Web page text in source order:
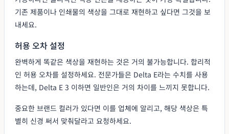
기존 제품이나 인쇄물의 색상을 그대로 재현하고 싶다면 그것을 보
내세요.
허용 오차 설정
완벽하게 똑같은 색상을 재현하는 것은 거의 불가능합니다. 합리적
인 허용 오차를 설정하세요. 전문가들은 Delta E라는 수치를 사용
하는데, Delta E 3 이하면 일반인은 거의 차이를 느끼지 못합니다.
중요한 브랜드 컬러가 있다면 이를 업체에 알리고, 해당 색상은 특
별히 신경 써서 맞춰달라고 요청하세요.